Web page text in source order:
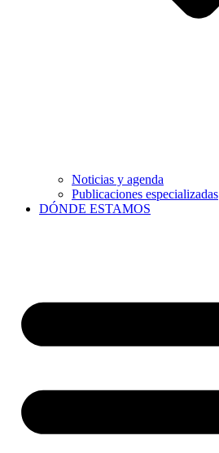
Noticias y agenda
Publicaciones especializadas
DÓNDE ESTAMOS